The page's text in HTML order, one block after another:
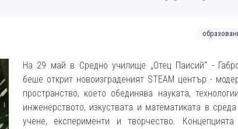
На 29 май в Средно училище „Отец Паисий“ -
беше открит новоизграденият STEAM център -
пространство, което обединява науката,
инженерството, изкуствата и математиката в
учене, експерименти и творчество. Концепцията